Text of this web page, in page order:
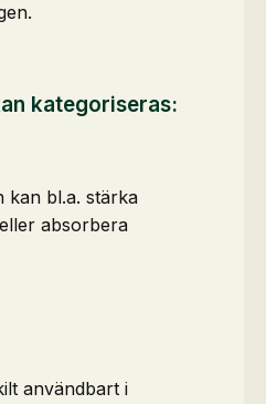
kategoriseras:
kan bl.a. stärka
absorbera
användbart i